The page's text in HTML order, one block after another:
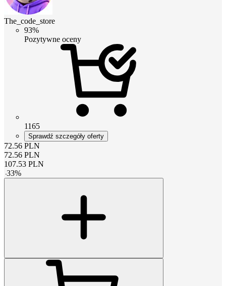
The_code_store
93%
Pozytywne oceny
1165
Sprawdź szczegóły oferty
72.56 PLN
72.56 PLN
107.53 PLN
-33%